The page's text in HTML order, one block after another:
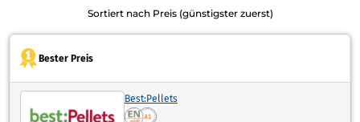
Sortiert nach Preis (günstigster zuerst)
Bester Preis
Best:Pellets